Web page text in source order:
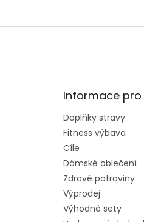
Informace pro
Doplňky stravy
Fitness výbava
Cíle
Dámské oblečení
Zdravé potraviny
Výprodej
Výhodné sety